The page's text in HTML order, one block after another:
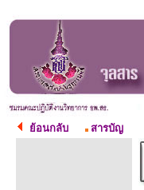
ย้อนกลับ สารบัญ